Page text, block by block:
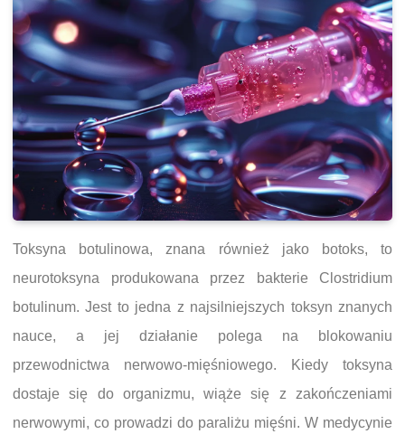
Toksyna botulinowa, znana również jako botoks, to
neurotoksyna produkowana przez bakterie Clostridium
botulinum. Jest to jedna z najsilniejszych toksyn znanych
nauce, a jej działanie polega na blokowaniu
przewodnictwa nerwowo-mięśniowego. Kiedy toksyna
dostaje się do organizmu, wiąże się z zakończeniami
nerwowymi, co prowadzi do paraliżu mięśni. W medycynie